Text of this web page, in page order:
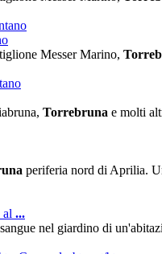
Messer Marino,
Torrebruna e molti
periferia nord di Aprilia.
al ...
nel giardino di